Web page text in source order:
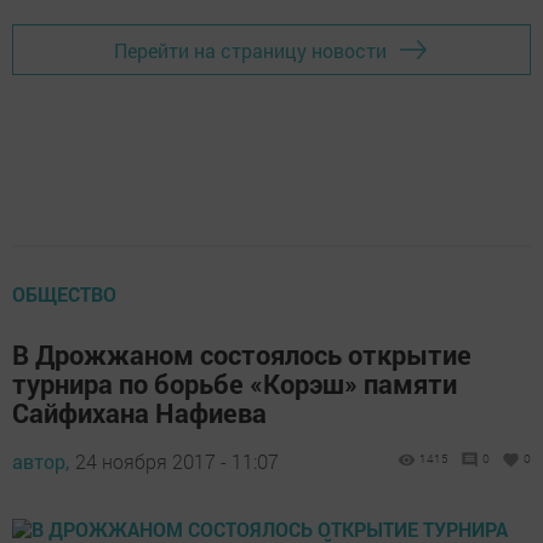
Перейти на страницу новости
ОБЩЕСТВО
В Дрожжаном состоялось открытие
турнира по борьбе «Корэш» памяти
Сайфихана Нафиева
автор, 24 ноября 2017 - 11:07 1415 0 0